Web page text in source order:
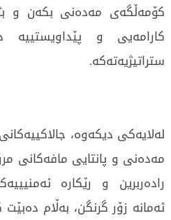
کۆمەڵگەی مەدەنی بکەن و
کارامەیی و پێداویستییە
ستراتیژیەتەکە.
لەلایەکی دیکەوە،
مەدەنی و پانتایی مافەکانی
رادەربرین و رێکارە
ئەمانە زۆر گرنگن، بەڵام